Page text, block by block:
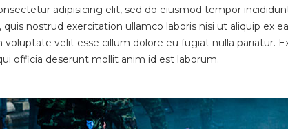
adipisicing elit, sed do eiusmod tempor
nostrud exercitation ullamco laboris nisi ut aliquip ex
voluptate velit esse cillum dolore eu fugiat nulla pariatur.
officia deserunt mollit anim id est laborum.